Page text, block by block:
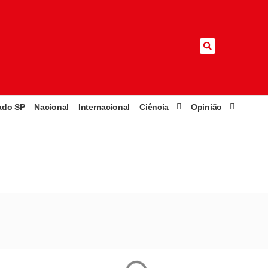
SP Nacional Internacional Ciência Opinião